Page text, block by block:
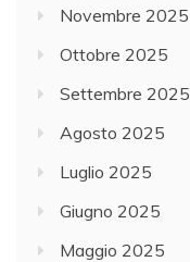
Novembre 2025
Ottobre 2025
Settembre 2025
Agosto 2025
Luglio 2025
Giugno 2025
Maggio 2025